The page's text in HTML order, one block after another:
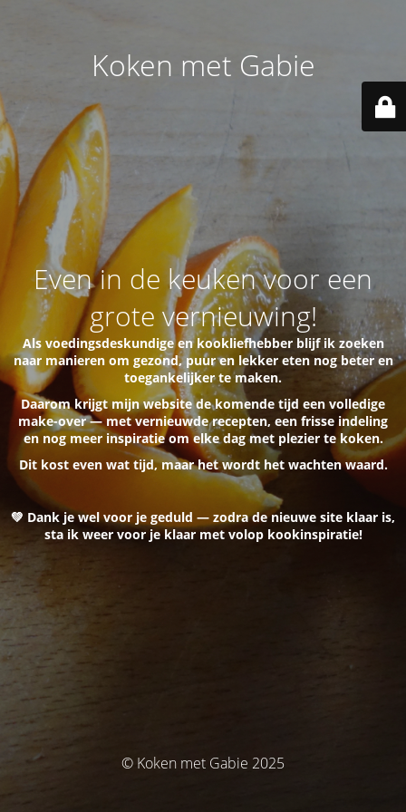
Koken met Gabie
Even in de keuken voor een
grote vernieuwing!
Als voedingsdeskundige en kookliefhebber blijf ik zoeken
naar manieren om gezond, puur en lekker eten nog beter en
toegankelijker te maken.
Daarom krijgt mijn website de komende tijd een volledige
make-over — met vernieuwde recepten, een frisse indeling
en nog meer inspiratie om elke dag met plezier te koken.
Dit kost even wat tijd, maar het wordt het wachten waard.
💚 Dank je wel voor je geduld — zodra de nieuwe site klaar is,
sta ik weer voor je klaar met volop kookinspiratie!
© Koken met Gabie 2025